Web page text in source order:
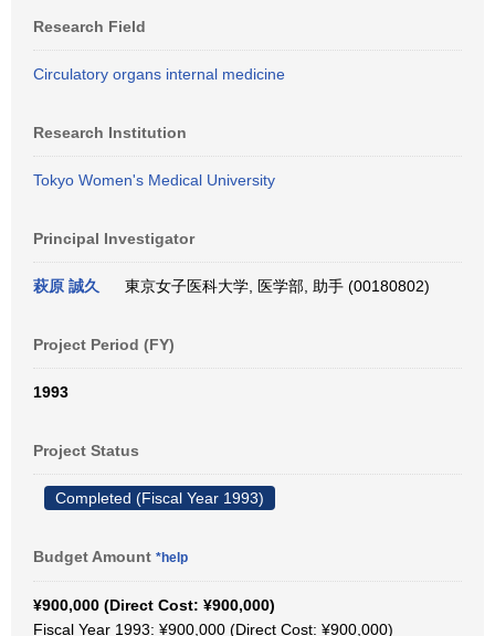
Research Field
Circulatory organs internal medicine
Research Institution
Tokyo Women's Medical University
Principal Investigator
萩原 誠久 東京女子医科大学, 医学部, 助手 (00180802)
Project Period (FY)
1993
Project Status
Completed (Fiscal Year 1993)
Budget Amount *help
¥900,000 (Direct Cost: ¥900,000)
Fiscal Year 1993: ¥900,000 (Direct Cost: ¥900,000)